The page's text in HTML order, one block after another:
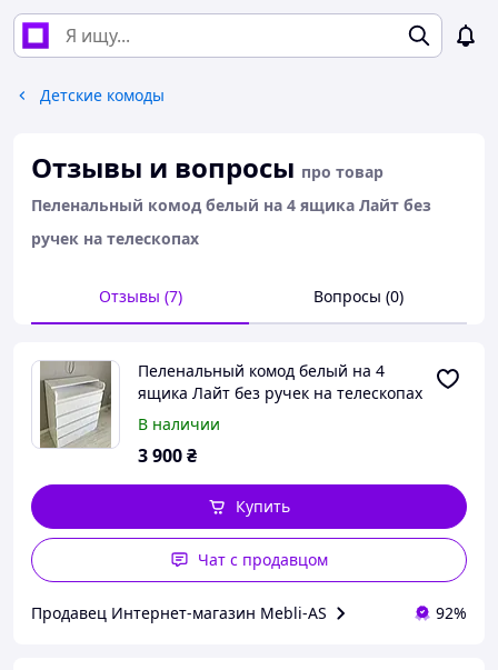
Детские комоды
Отзывы и вопросы про товар
Пеленальный комод белый на 4 ящика Лайт без
ручек на телескопах
Отзывы (7) Вопросы (0)
Пеленальный комод белый на 4
ящика Лайт без ручек на телескопах
В наличии
3 900₴
Купить
Чат с продавцом
Продавец Интернет-магазин Mebli-AS 92%